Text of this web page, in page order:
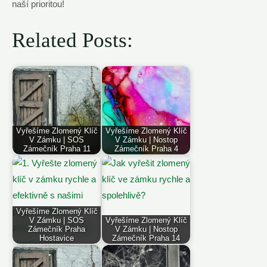
naší ​prioritou!‌
Related Posts:
Vyřešíme Zlomený Klíč
V Zámku | SOS
Zámečník Praha 11
Vyřešíme Zlomený Klíč
V Zámku | Nostop
Zámečník Praha 4
Vyřešíme Zlomený Klíč
V Zámku | SOS
Zámečník Praha
Hostavice
Vyřešíme Zlomený Klíč
V Zámku | Nostop
Zámečník Praha 14